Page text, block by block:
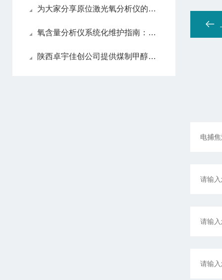
为大家分享原位激光氧分析仪的维护心得
氧含量分析仪系统化维护指南：日常保养解析
陕西卓宇佳创公司提供煤制甲醇过程气体分析仪的详细描述